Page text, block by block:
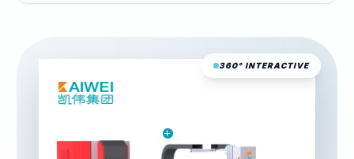
360° INTERACTIVE